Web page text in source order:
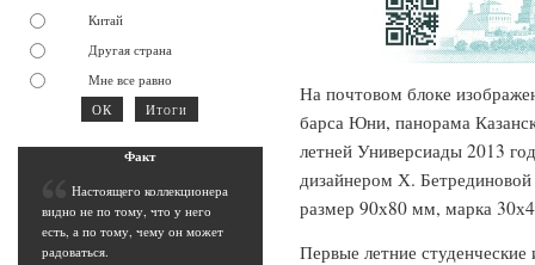
На почтовом блоке
барса Юни, панорама
летней Универсиады 2013
дизайнером Х.
размер 90х80 мм, марка
Первые летние
Китай
Другая страна
Мне все равно
Факт
Настоящего коллекционера
видно не по тому, что у него
есть, а по тому, чему он может
радоваться.